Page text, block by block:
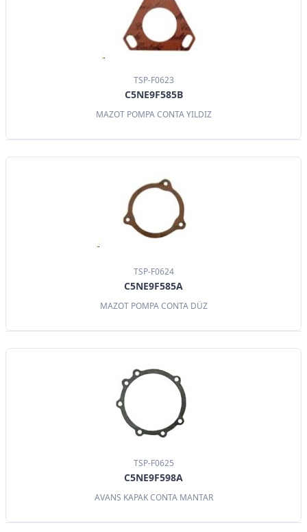
TSP-F0623
C5NE9F585B
MAZOT POMPA CONTA YILDIZ
TSP-F0624
C5NE9F585A
MAZOT POMPA CONTA DÜZ
TSP-F0625
C5NE9F598A
AVANS KAPAK CONTA MANTAR